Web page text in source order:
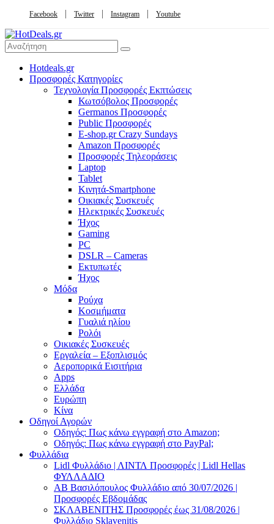
Facebook Twitter Instagram Youtube
Hotdeals.gr
Προσφορές Κατηγορίες
Τεχνολογία Προσφορές Εκπτώσεις
Κωτσόβολος Προσφορές
Germanos Προσφορές
Public Προσφορές
E-shop.gr Crazy Sundays
Amazon Προσφορές
Προσφορές Τηλεοράσεις
Laptop
Tablet
Κινητά-Smartphone
Οικιακές Συσκευές
Hλεκτρικές Συσκευές
Ήχος
Gaming
PC
DSLR – Cameras
Εκτυπωτές
Ήχος
Μόδα
Ρούχα
Κοσμήματα
Γυαλιά ηλίου
Ρολόι
Οικιακές Συσκευές
Εργαλεία – Εξοπλισμός
Αεροπορικά Εισιτήρια
Apps
Ελλάδα
Ευρώπη
Κίνα
Οδηγοί Αγορών
Οδηγός: Πως κάνω εγγραφή στο Amazon;
Οδηγός: Πως κάνω εγγραφή στο PayPal;
Φυλλάδια
Lidl Φυλλάδιο | ΛΙΝΤΛ Προσφορές | Lidl Hellas
ΦΥΛΛΑΔΙΟ
AB Βασιλόπουλος Φυλλάδιο από 30/07/2026 |
Προσφορές Εβδομάδας
ΣΚΛΑΒΕΝΙΤΗΣ Προσφορές έως 31/08/2026 |
Φυλλάδιο Sklavenitis